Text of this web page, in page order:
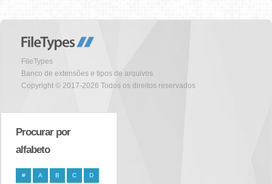
FileTypes
Banco de extensões e tipos de arquivos
Copyright © 2017-2026 Todos os direitos reservados
Procurar por
alfabeto
# A B C D